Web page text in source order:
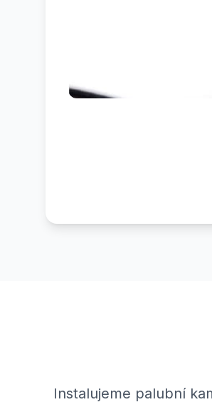
Instalujeme palubní